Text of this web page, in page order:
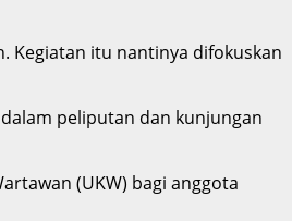
Kegiatan itu nantinya difokuskan
peliputan dan kunjungan
(UKW) bagi anggota